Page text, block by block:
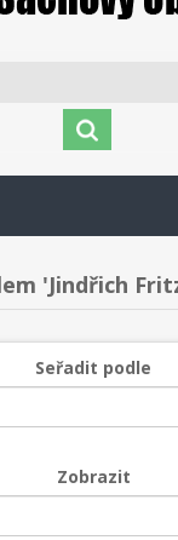
'Jindřich
Seřadit podle
Zobrazit